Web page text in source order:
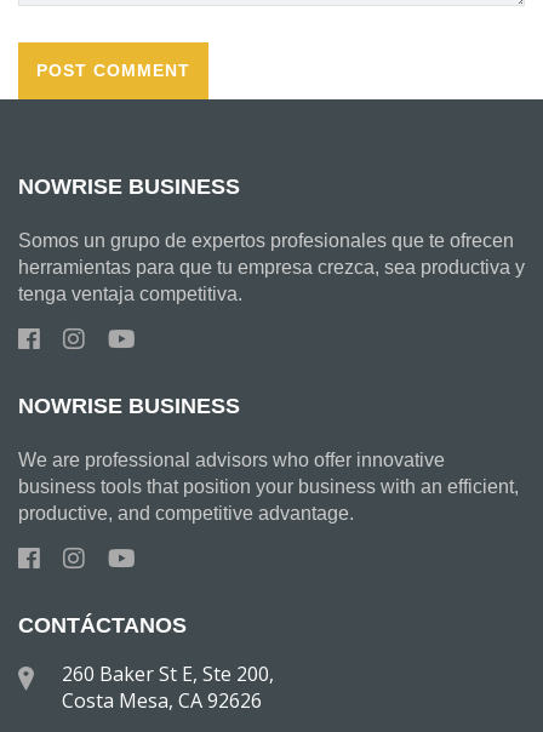
NOWRISE BUSINESS
Somos un grupo de expertos profesionales que te ofrecen
herramientas para que tu empresa crezca, sea productiva y
tenga ventaja competitiva.
NOWRISE BUSINESS
We are professional advisors who offer innovative
business tools that position your business with an efficient,
productive, and competitive advantage.
CONTÁCTANOS
260 Baker St E, Ste 200,
Costa Mesa, CA 92626